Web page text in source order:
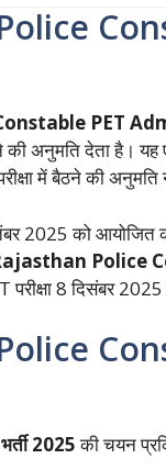
PET
की अनुमति देता है। यह
में बैठने की अनुमति
2025 को आयोजित
Police
8 दिसंबर
2025की चयन